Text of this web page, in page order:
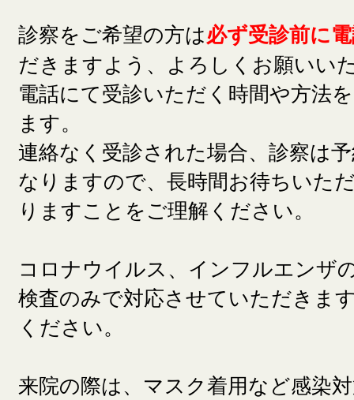
診察をご希望の方は必ず受診前に
だきますよう、よろしくお願いい
電話にて受診いただく時間や方法
ます。
連絡なく受診された場合、診察は
なりますので、長時間お待ちいた
りますことをご理解ください。
コロナウイルス、インフルエンザ
検査のみで対応させていただきま
ください。
来院の際は、マスク着用など感染